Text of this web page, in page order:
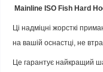
Mainline ISO Fish Hard
Ці надміцні жорсткі
на вашій оснастці, не
Це гарантує найкращий